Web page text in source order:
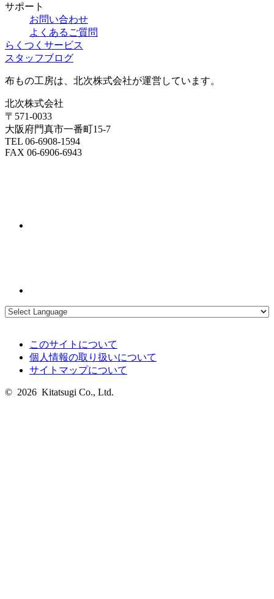
サポート
お問い合わせ
よくあるご質問
らくつくサービス
スタッフブログ
布もの工房は、北次株式会社が運営しています。
北次株式会社
〒571-0033
大阪府門真市一番町15-7
TEL 06-6908-1594
FAX 06-6906-6943
このサイトについて
個人情報の取り扱いについて
サイトマップについて
© 2026 Kitatsugi Co., Ltd.